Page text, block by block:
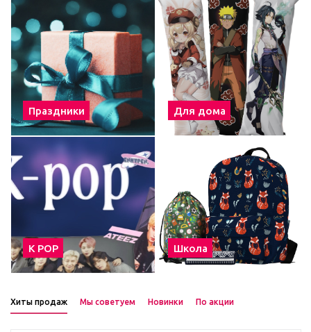
Праздники Для дома
К POP Школа
Хиты продаж Мы советуем Новинки По акции